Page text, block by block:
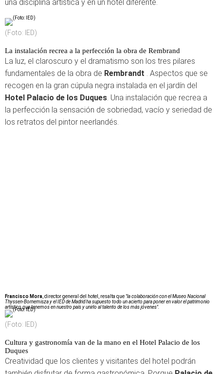
una disciplina artística y en un hotel diferente.
(Foto: IED)
La instalación recrea a la perfección la obra de Rembrand
La luz, el claroscuro y el dramatismo son los tres pilares
fundamentales de la obra de Rembrandt . Aspectos que se
recogen en la gran cúpula negra instalada en el jardín del
Hotel Palacio de los Duques. Una instalación que recrea a
la perfección la sensación de sobriedad, vacío y seriedad de
los retratos del pintor neerlandés.
Francisco Mora , director general del hotel, resalta que "la colaboración con el Museo Nacional
Thyssen-Bornemisza y el IED de Madrid ha supuesto todo un acierto para poner en valor el patrimonio
artístico que tenemos en nuestro país y unirlo al talento de los más jóvenes".
(Foto: IED)
Cultura y gastronomía van de la mano en el Hotel Palacio de los
Duques
Creatividad que los clientes y visitantes del hotel podrán